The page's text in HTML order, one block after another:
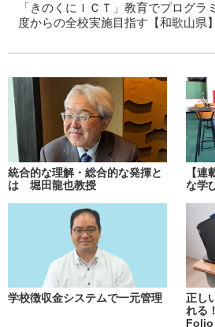
「きのくにＩＣＴ」教育でプログ
度からの全校実施目指す【和歌山県】
統合的な理解・総合的な発揮と
は 堀田龍也教授
【
な学
学校徴収金システムで一元管理
正し
れる
Folio